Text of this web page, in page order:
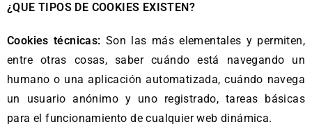
¿QUE TIPOS DE COOKIES EXISTEN?
Cookies técnicas: Son las más elementales y permiten,
entre otras cosas, saber cuándo está navegando un
humano o una aplicación automatizada, cuándo navega
un usuario anónimo y uno registrado, tareas básicas
para el funcionamiento de cualquier web dinámica.